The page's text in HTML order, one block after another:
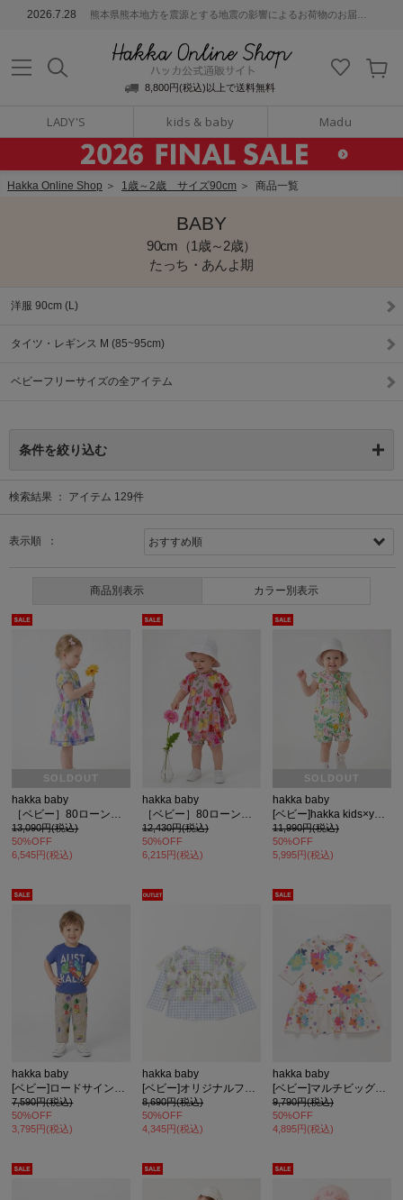
2026.7.28 熊本県熊本地方を震源とする地震の影響によるお荷物のお届けについて
8,800円(税込)以上で送料無料
LADY'S kids & baby Madu
通販サイト
販サイト
Hakka Online Shop ＞ 1歳～2歳 サイズ90cm ＞ 商品一覧
BABY
90cm（1歳～2歳）
たっち・あんよ期
洋服 90cm (L)
タイツ・レギンス M (85~95cm)
ベビーフリーサイズの全アイテム
条件を絞り込む
検索結果 ： アイテム 129件
表示順 ：
商品別表示 カラー別表示
SOLDOUT
hakka baby
13,090円(税込)
50%OFF
6,545円(税込)
hakka baby
12,430円(税込)
50%OFF
6,215円(税込)
SOLDOUT
hakka baby
[ベビー]hakka kids×yuko maegawa コードストライプはるのオーケストラプリントチュニックパンツセット
11,990円(税込)
50%OFF
5,995円(税込)
hakka baby
[ベビー]ロードサインプリントストレッチツイルパンツ
7,590円(税込)
50%OFF
3,795円(税込)
hakka baby
[ベビー]オリジナルフラワーチュールプリントチュニックＴシャツセット
8,690円(税込)
50%OFF
4,345円(税込)
hakka baby
[ベビー]マルチビッグフラワープリントワンピース
9,790円(税込)
50%OFF
4,895円(税込)